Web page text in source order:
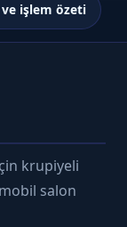
işlem özeti
krupiyeli
salon